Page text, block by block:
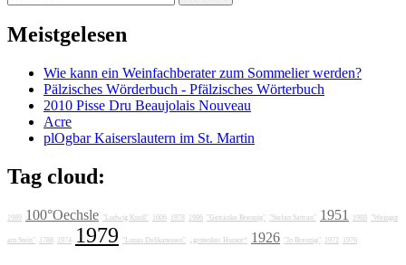
nach:
Meistgelesen
Wie kann ein Weinfachberater zum Sommelier werden?
Pälzisches Wörderbuch - Pfälzisches Wörterbuch
2010 Pisse Dru Beaujolais Nouveau
Acre
plOgbar Kaiserslautern im St. Martin
Tag cloud:
1989 100°Oechsle "Ludwig Knoll" 1606 1978 1986 "Getränke Breunig" "Stefan Sattran" 1951 1988 "Weingut
am Stein" 1788 1974 1979 "Lunas Delikatessen" „grotesker Humor“ 1926 "Jo Breunig" 1972 1976